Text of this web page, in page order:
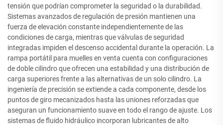
tensión que podrían comprometer la seguridad o la durabilidad.
Sistemas avanzados de regulación de presión mantienen una
fuerza de elevación constante independientemente de las
condiciones de carga, mientras que válvulas de seguridad
integradas impiden el descenso accidental durante la operación. La
rampa portátil para muelles en venta cuenta con configuraciones
de doble cilindro que ofrecen una estabilidad y una distribución de
carga superiores frente a las alternativas de un solo cilindro. La
ingeniería de precisión se extiende a cada componente, desde los
puntos de giro mecanizados hasta las uniones reforzadas que
aseguran un funcionamiento suave en todo el rango de ajuste. Los
sistemas de fluido hidráulico incorporan lubricantes de alto